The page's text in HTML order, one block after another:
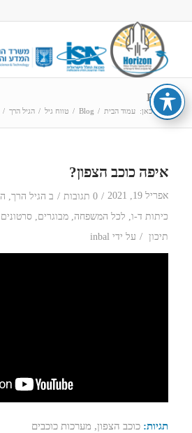
Blog
הנך כאן: עמוד הבית /
Blog
/ טווח גיל / הגיל הרך /
איפה כוכב הצפון?
אפריל 19, 2021 / 0 תגובות / ב הגיל הרך,
כיתות ד-ו, לכל המשפחה, מבוגרים, סרטונים
תיכון
/ על ידי inbal
תגיות: כוכב הצפון, מערכות כוכבים